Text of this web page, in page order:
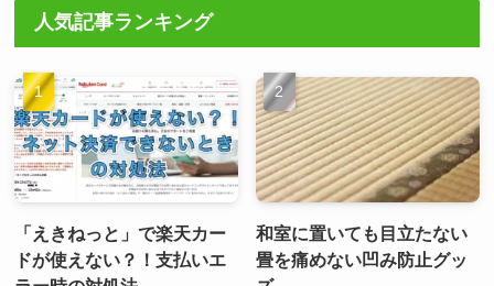
人気記事ランキング
「えきねっと」で楽天カー
ドが使えない？！支払いエ
和室に置いても目立たない
畳を痛めない凹み防止グッ